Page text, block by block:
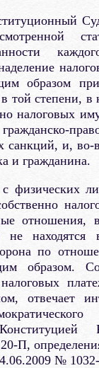
образом
той степени, в
налоговых
санкций, и,
и гражданина.
физических
отношения,
не
по
образом.
отвечает
П,
№